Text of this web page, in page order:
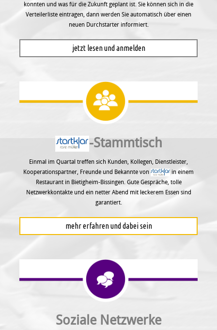
konnten und was für die Zukunft geplant ist. Sie können sich in die
Verteilerliste eintragen, dann werden Sie automatisch über einen
neuen Durchstarter informiert.
jetzt lesen und anmelden
-Stammtisch
Einmal im Quartal treffen sich Kunden, Kollegen, Dienstleister,
Kooperationspartner, Freunde und Bekannte von
in einem
Restaurant in Bietigheim-Bissingen. Gute Gespräche, tolle
Netzwerkkontakte und ein netter Abend mit leckerem Essen sind
garantiert.
mehr erfahren und dabei sein
Soziale Netzwerke